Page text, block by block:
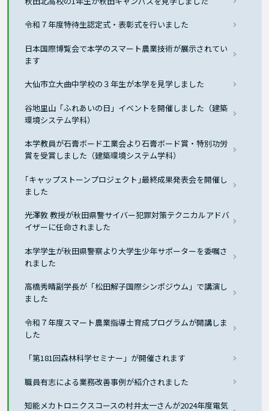
令和７年度特待生認定式・表彰式を行いました
日本国際博覧会で本学のスマート農業技術が展示されてい
ます
大仙市立大曲中学校の３年生が本学を見学しました
谷地里山「ふれあいの日」イベントを開催しました（建築
環境システム学科）
本学教員が石膏ボード工業会より石膏ボード賞・特別功労
賞を受賞しました（建築環境システム学科）
｢キャップストーンプロジェクト｣最終成果発表会を開催し
ました
光澤敦 教授が秋田県警サイバー犯罪対策テクニカルアドバ
イザーに任命されました
本学学生が秋田県警察より大学生少年サポーターを委嘱さ
れました
高橋秀晴副学長が「松田解子国際シンポジウム」で講演し
ました
令和７年度スマート農業指導士育成プログラムが開講しま
した
「第181回森林科学セミナー」が開催されます
職員有志による業務改善事例が紹介されました
知能メカトロニクスコースの村井太一さんが2024年度電気